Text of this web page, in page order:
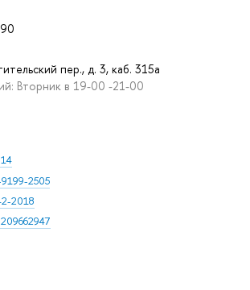
пер., д. 3, каб. 315а
Вторник в 19-00 -21-00
2505
2018